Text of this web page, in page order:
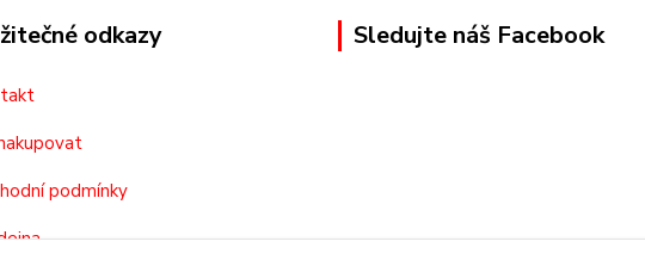
odkazy
podmínky
Sledujte náš Facebook